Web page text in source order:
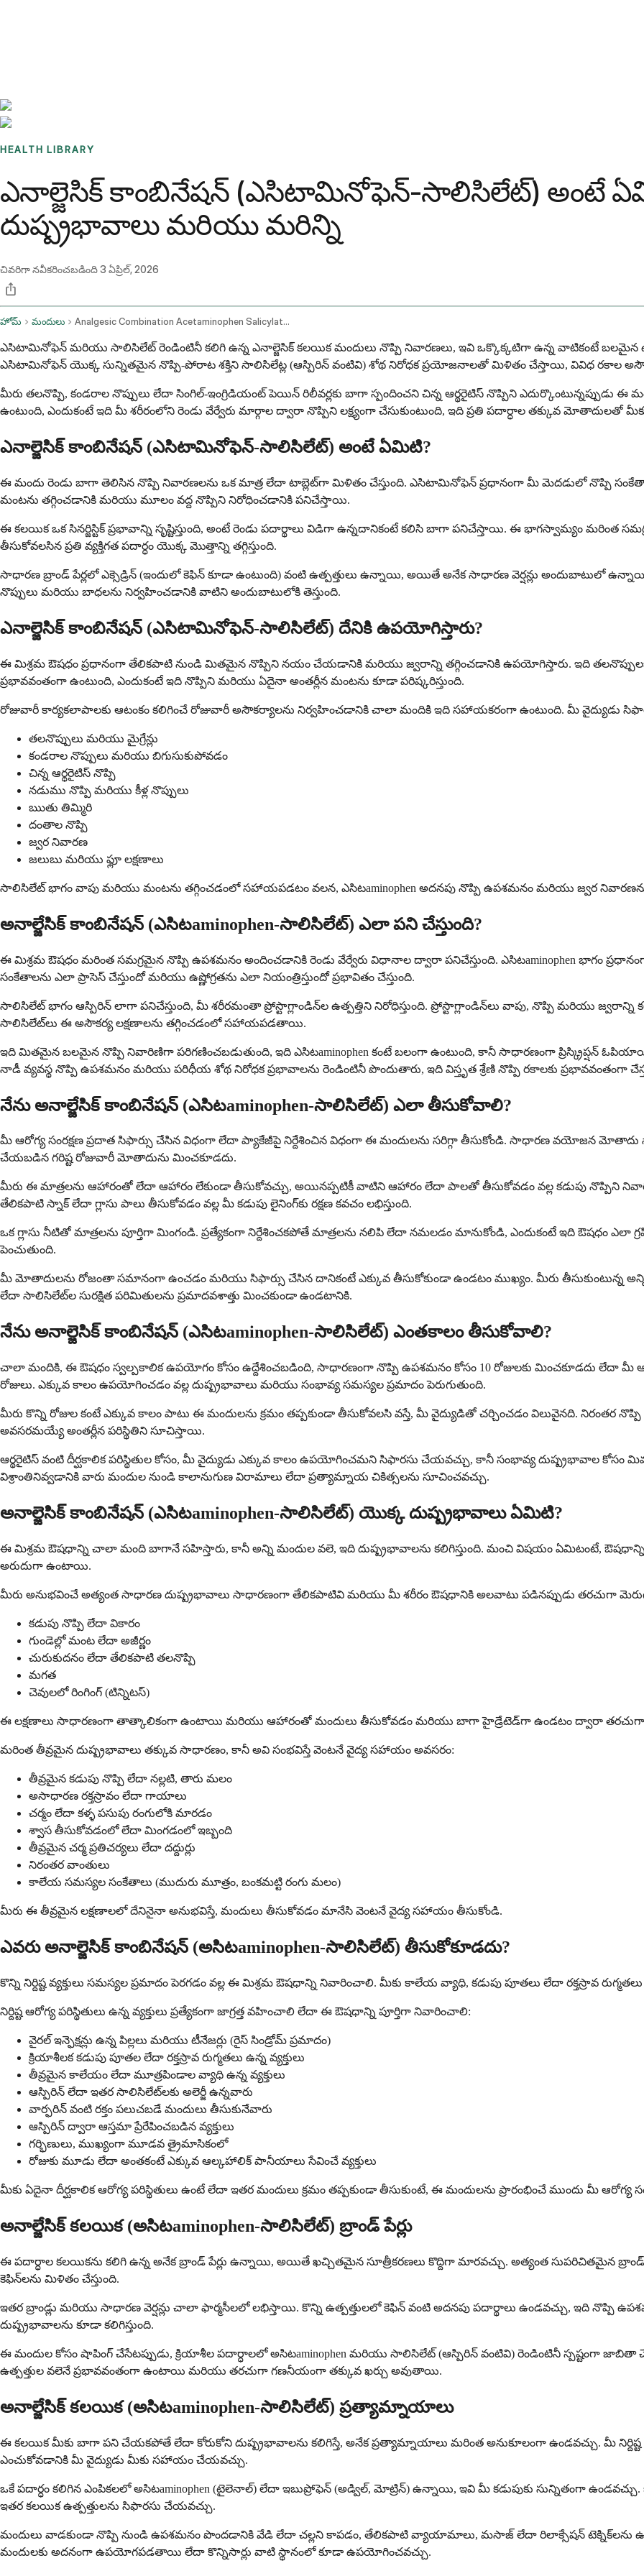
HEALTH LIBRARY
ఎనాల్జెసిక్ కాంబినేషన్ (ఎసిటామినోఫెన్-సాలిసిలేట్) అంటే
దుష్ప్రభావాలు మరియు మరిన్ని
చివరిగా నవీకరించబడింది3 ఏప్రిల్, 2026
హోమ్ మందులు Analgesic Combination Acetaminophen Salicylate Oral Route
ఎసిటామినోఫెన్ మరియు సాలిసిలేట్ రెండింటినీ కలిగి ఉన్న ఎనాల్జెసిక్ కలయిక మందులు నొప్పి నివారణలు, ఇవి ఒక్కొక్కటిగా ఉన్న వాటికంటే
ఎసిటామినోఫెన్ యొక్క సున్నితమైన నొప్పి-పోరాట శక్తిని సాలిసిలేట్ల (ఆస్పిరిన్ వంటివి) శోథ నిరోధక ప్రయోజనాలతో మిళితం చేస్తాయి, వివిధ రకాల
మీరు తలనొప్పి, కండరాల నొప్పులు లేదా సింగిల్-ఇంగ్రిడియంట్ పెయిన్ రిలీవర్లకు బాగా స్పందించని చిన్న ఆర్థరైటిస్ నొప్పిని
ఉంటుంది, ఎందుకంటే ఇది మీ శరీరంలోని రెండు వేర్వేరు మార్గాల ద్వారా నొప్పిని లక్ష్యంగా చేసుకుంటుంది, ఇది ప్రతి పదార్ధాల తక్కువ మోతాదులతో
ఎనాల్జెసిక్ కాంబినేషన్ (ఎసిటామినోఫెన్-సాలిసిలేట్) అంటే ఏమిటి?
ఈ మందు రెండు బాగా తెలిసిన నొప్పి నివారణలను ఒక మాత్ర లేదా టాబ్లెట్‌గా మిళితం చేస్తుంది. ఎసిటామినోఫెన్ ప్రధానంగా మీ మెదడులో నొప్పి
మంటను తగ్గించడానికి మరియు మూలం వద్ద నొప్పిని నిరోధించడానికి పనిచేస్తాయి.
ఈ కలయిక ఒక సినర్జిస్టిక్ ప్రభావాన్ని సృష్టిస్తుంది, అంటే రెండు పదార్థాలు విడిగా ఉన్నదానికంటే కలిసి బాగా పనిచేస్తాయి. ఈ భాగస్వామ్యం మరింత
తీసుకోవలసిన ప్రతి వ్యక్తిగత పదార్ధం యొక్క మొత్తాన్ని తగ్గిస్తుంది.
సాధారణ బ్రాండ్ పేర్లలో ఎక్సెడ్రిన్ (ఇందులో కెఫిన్ కూడా ఉంటుంది) వంటి ఉత్పత్తులు ఉన్నాయి, అయితే అనేక సాధారణ వెర్షన్లు అందుబాటులో
నొప్పులు మరియు బాధలను నిర్వహించడానికి వాటిని అందుబాటులోకి తెస్తుంది.
ఎనాల్జెసిక్ కాంబినేషన్ (ఎసిటామినోఫెన్-సాలిసిలేట్) దేనికి ఉపయోగిస్తారు?
ఈ మిశ్రమ ఔషధం ప్రధానంగా తేలికపాటి నుండి మితమైన నొప్పిని నయం చేయడానికి మరియు జ్వరాన్ని తగ్గించడానికి ఉపయోగిస్తారు. ఇది
ప్రభావవంతంగా ఉంటుంది, ఎందుకంటే ఇది నొప్పిని మరియు ఏదైనా అంతర్లీన మంటను కూడా పరిష్కరిస్తుంది.
రోజువారీ కార్యకలాపాలకు ఆటంకం కలిగించే రోజువారీ అసౌకర్యాలను నిర్వహించడానికి చాలా మందికి ఇది సహాయకరంగా ఉంటుంది. మీ
తలనొప్పులు మరియు మైగ్రేన్లు
కండరాల నొప్పులు మరియు బిగుసుకుపోవడం
చిన్న ఆర్థరైటిస్ నొప్పి
నడుము నొప్పి మరియు కీళ్ల నొప్పులు
ఋతు తిమ్మిరి
దంతాల నొప్పి
జ్వర నివారణ
జలుబు మరియు ఫ్లూ లక్షణాలు
సాలిసిలేట్ భాగం వాపు మరియు మంటను తగ్గించడంలో సహాయపడటం వలన, ఎసిటaminophen అదనపు నొప్పి ఉపశమనం మరియు జ్వర నివారణను
అనాల్జేసిక్ కాంబినేషన్ (ఎసిటaminophen-సాలిసిలేట్) ఎలా పని చేస్తుంది?
ఈ మిశ్రమ ఔషధం మరింత సమగ్రమైన నొప్పి ఉపశమనం అందించడానికి రెండు వేర్వేరు విధానాల ద్వారా పనిచేస్తుంది. ఎసిటaminophen భాగం
సంకేతాలను ఎలా ప్రాసెస్ చేస్తుందో మరియు ఉష్ణోగ్రతను ఎలా నియంత్రిస్తుందో ప్రభావితం చేస్తుంది.
సాలిసిలేట్ భాగం ఆస్పిరిన్ లాగా పనిచేస్తుంది, మీ శరీరమంతా ప్రోస్టాగ్లాండిన్‌ల ఉత్పత్తిని నిరోధిస్తుంది. ప్రోస్టాగ్లాండిన్‌లు వాపు, నొప్పి మరియు
సాలిసిలేట్‌లు ఈ అసౌకర్య లక్షణాలను తగ్గించడంలో సహాయపడతాయి.
ఇది మితమైన బలమైన నొప్పి నివారిణిగా పరిగణించబడుతుంది, ఇది ఎసిటaminophen కంటే బలంగా ఉంటుంది, కానీ సాధారణంగా ప్రిస్క్రిప్షన్
నాడీ వ్యవస్థ నొప్పి ఉపశమనం మరియు పరిధీయ శోథ నిరోధక ప్రభావాలను రెండింటినీ పొందుతారు, ఇది విస్తృత శ్రేణి నొప్పి రకాలకు ప్రభావవంతంగా
నేను అనాల్జేసిక్ కాంబినేషన్ (ఎసిటaminophen-సాలిసిలేట్) ఎలా తీసుకోవాలి?
మీ ఆరోగ్య సంరక్షణ ప్రదాత సిఫార్సు చేసిన విధంగా లేదా ప్యాకేజీపై నిర్దేశించిన విధంగా ఈ మందులను సరిగ్గా తీసుకోండి. సాధారణ వయోజన మోతాదు
చేయబడిన గరిష్ట రోజువారీ మోతాదును మించకూడదు.
మీరు ఈ మాత్రలను ఆహారంతో లేదా ఆహారం లేకుండా తీసుకోవచ్చు, అయినప్పటికీ వాటిని ఆహారం లేదా పాలతో తీసుకోవడం వల్ల కడుపు నొప్పిని
తేలికపాటి స్నాక్ లేదా గ్లాసు పాలు తీసుకోవడం వల్ల మీ కడుపు లైనింగ్‌కు రక్షణ కవచం లభిస్తుంది.
ఒక గ్లాసు నీటితో మాత్రలను పూర్తిగా మింగండి. ప్రత్యేకంగా నిర్దేశించకపోతే మాత్రలను నలిపి లేదా నమలడం మానుకోండి, ఎందుకంటే ఇది ఔషధం ఎలా
పెంచుతుంది.
మీ మోతాదులను రోజంతా సమానంగా ఉంచడం మరియు సిఫార్సు చేసిన దానికంటే ఎక్కువ తీసుకోకుండా ఉండటం ముఖ్యం. మీరు తీసుకుంటున్న అన్ని
లేదా సాలిసిలేట్‌ల సురక్షిత పరిమితులను ప్రమాదవశాత్తు మించకుండా ఉండటానికి.
నేను అనాల్జెసిక్ కాంబినేషన్ (ఎసిటaminophen-సాలిసిలేట్) ఎంతకాలం తీసుకోవాలి?
చాలా మందికి, ఈ ఔషధం స్వల్పకాలిక ఉపయోగం కోసం ఉద్దేశించబడింది, సాధారణంగా నొప్పి ఉపశమనం కోసం 10 రోజులకు మించకూడదు లేదా మీ
రోజులు. ఎక్కువ కాలం ఉపయోగించడం వల్ల దుష్ప్రభావాలు మరియు సంభావ్య సమస్యల ప్రమాదం పెరుగుతుంది.
మీరు కొన్ని రోజుల కంటే ఎక్కువ కాలం పాటు ఈ మందులను క్రమం తప్పకుండా తీసుకోవలసి వస్తే, మీ వైద్యుడితో చర్చించడం విలువైనది. నిరంతర
అవసరమయ్యే అంతర్లీన పరిస్థితిని సూచిస్తాయి.
ఆర్థరైటిస్ వంటి దీర్ఘకాలిక పరిస్థితుల కోసం, మీ వైద్యుడు ఎక్కువ కాలం ఉపయోగించమని సిఫారసు చేయవచ్చు, కానీ సంభావ్య దుష్ప్రభావాల కోసం
విశ్రాంతినివ్వడానికి వారు మందుల నుండి కాలానుగుణ విరామాలు లేదా ప్రత్యామ్నాయ చికిత్సలను సూచించవచ్చు.
అనాల్జెసిక్ కాంబినేషన్ (ఎసిటaminophen-సాలిసిలేట్) యొక్క దుష్ప్రభావాలు ఏమిటి?
ఈ మిశ్రమ ఔషధాన్ని చాలా మంది బాగానే సహిస్తారు, కానీ అన్ని మందుల వలె, ఇది దుష్ప్రభావాలను కలిగిస్తుంది. మంచి విషయం ఏమిటంటే,
అరుదుగా ఉంటాయి.
మీరు అనుభవించే అత్యంత సాధారణ దుష్ప్రభావాలు సాధారణంగా తేలికపాటివి మరియు మీ శరీరం ఔషధానికి అలవాటు పడినప్పుడు తరచుగా
కడుపు నొప్పి లేదా వికారం
గుండెల్లో మంట లేదా అజీర్ణం
చురుకుదనం లేదా తేలికపాటి తలనొప్పి
మగత
చెవులలో రింగింగ్ (టిన్నిటస్)
ఈ లక్షణాలు సాధారణంగా తాత్కాలికంగా ఉంటాయి మరియు ఆహారంతో మందులు తీసుకోవడం మరియు బాగా హైడ్రేటెడ్‌గా ఉండటం ద్వారా తరచుగా
మరింత తీవ్రమైన దుష్ప్రభావాలు తక్కువ సాధారణం, కానీ అవి సంభవిస్తే వెంటనే వైద్య సహాయం అవసరం:
తీవ్రమైన కడుపు నొప్పి లేదా నల్లటి, తారు మలం
అసాధారణ రక్తస్రావం లేదా గాయాలు
చర్మం లేదా కళ్ళ పసుపు రంగులోకి మారడం
శ్వాస తీసుకోవడంలో లేదా మింగడంలో ఇబ్బంది
తీవ్రమైన చర్మ ప్రతిచర్యలు లేదా దద్దుర్లు
నిరంతర వాంతులు
కాలేయ సమస్యల సంకేతాలు (ముదురు మూత్రం, బంకమట్టి రంగు మలం)
మీరు ఈ తీవ్రమైన లక్షణాలలో దేనినైనా అనుభవిస్తే, మందులు తీసుకోవడం మానేసి వెంటనే వైద్య సహాయం తీసుకోండి.
ఎవరు అనాల్జెసిక్ కాంబినేషన్ (అసిటaminophen-సాలిసిలేట్) తీసుకోకూడదు?
కొన్ని నిర్దిష్ట వ్యక్తులు సమస్యల ప్రమాదం పెరగడం వల్ల ఈ మిశ్రమ ఔషధాన్ని నివారించాలి. మీకు కాలేయ వ్యాధి, కడుపు పూతలు లేదా రక్తస్రావ
నిర్దిష్ట ఆరోగ్య పరిస్థితులు ఉన్న వ్యక్తులు ప్రత్యేకంగా జాగ్రత్త వహించాలి లేదా ఈ ఔషధాన్ని పూర్తిగా నివారించాలి:
వైరల్ ఇన్ఫెక్షన్లు ఉన్న పిల్లలు మరియు టీనేజర్లు (రైస్ సిండ్రోమ్ ప్రమాదం)
క్రియాశీలక కడుపు పూతల లేదా రక్తస్రావ రుగ్మతలు ఉన్న వ్యక్తులు
తీవ్రమైన కాలేయం లేదా మూత్రపిండాల వ్యాధి ఉన్న వ్యక్తులు
ఆస్పిరిన్ లేదా ఇతర సాలిసిలేట్‌లకు అలెర్జీ ఉన్నవారు
వార్ఫరిన్ వంటి రక్తం పలుచబడే మందులు తీసుకునేవారు
ఆస్పిరిన్ ద్వారా ఆస్తమా ప్రేరేపించబడిన వ్యక్తులు
గర్భిణులు, ముఖ్యంగా మూడవ త్రైమాసికంలో
రోజుకు మూడు లేదా అంతకంటే ఎక్కువ ఆల్కహాలిక్ పానీయాలు సేవించే వ్యక్తులు
మీకు ఏదైనా దీర్ఘకాలిక ఆరోగ్య పరిస్థితులు ఉంటే లేదా ఇతర మందులు క్రమం తప్పకుండా తీసుకుంటే, ఈ మందులను ప్రారంభించే ముందు మీ ఆరోగ్య
అనాల్జేసిక్ కలయిక (అసిటaminophen-సాలిసిలేట్) బ్రాండ్ పేర్లు
ఈ పదార్ధాల కలయికను కలిగి ఉన్న అనేక బ్రాండ్ పేర్లు ఉన్నాయి, అయితే ఖచ్చితమైన సూత్రీకరణలు కొద్దిగా మారవచ్చు. అత్యంత సుపరిచితమైన బ్రాండ్
కెఫిన్‌లను మిళితం చేస్తుంది.
ఇతర బ్రాండ్లు మరియు సాధారణ వెర్షన్లు చాలా ఫార్మసీలలో లభిస్తాయి. కొన్ని ఉత్పత్తులలో కెఫిన్ వంటి అదనపు పదార్థాలు ఉండవచ్చు, ఇది నొప్పి
దుష్ప్రభావాలను కూడా కలిగిస్తుంది.
ఈ మందుల కోసం షాపింగ్ చేసేటప్పుడు, క్రియాశీల పదార్ధాలలో అసిటaminophen మరియు సాలిసిలేట్ (ఆస్పిరిన్ వంటివి) రెండింటినీ స్పష్టంగా జాబితా
ఉత్పత్తుల వలెనే ప్రభావవంతంగా ఉంటాయి మరియు తరచుగా గణనీయంగా తక్కువ ఖర్చు అవుతాయి.
అనాల్జేసిక్ కలయిక (అసిటaminophen-సాలిసిలేట్) ప్రత్యామ్నాయాలు
ఈ కలయిక మీకు బాగా పని చేయకపోతే లేదా కోరుకోని దుష్ప్రభావాలను కలిగిస్తే, అనేక ప్రత్యామ్నాయాలు మరింత అనుకూలంగా ఉండవచ్చు. మీ
ఎంచుకోవడానికి మీ వైద్యుడు మీకు సహాయం చేయవచ్చు.
ఒకే పదార్ధం కలిగిన ఎంపికలలో అసిటaminophen (టైలెనాల్) లేదా ఇబుప్రోఫెన్ (అడ్విల్, మోట్రిన్) ఉన్నాయి, ఇవి మీ కడుపుకు సున్నితంగా
ఇతర కలయిక ఉత్పత్తులను సిఫారసు చేయవచ్చు.
మందులు వాడకుండా నొప్పి నుండి ఉపశమనం పొందడానికి వేడి లేదా చల్లని కాపడం, తేలికపాటి వ్యాయామాలు, మసాజ్ లేదా రిలాక్సేషన్ టెక్నిక్‌లను
మందులకు అదనంగా ఉపయోగపడతాయి లేదా కొన్నిసార్లు వాటి స్థానంలో కూడా ఉపయోగించవచ్చు.